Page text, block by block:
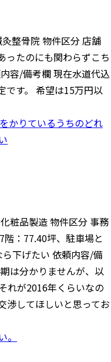
整骨院 物件区分 店舗
ったのにも関わらずこち
容/備考欄 現在水道代込
です。 希望は15万円以
かりているうちのどれ
粧品製造 物件区分 事務
：77.40坪、駐車場と
下げたい 依頼内容/備
は分かりませんが、以
れが2016年くらいなの
渉してほしいと思ってお